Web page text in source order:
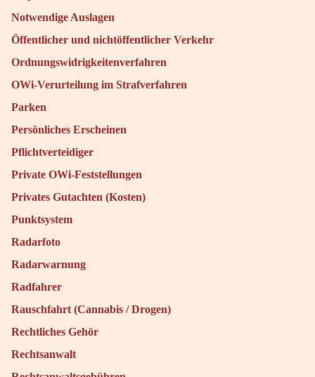
Notwendige Auslagen
Öffentlicher und nichtöffentlicher Verkehr
Ordnungswidrigkeitenverfahren
OWi-Verurteilung im Strafverfahren
Parken
Persönliches Erscheinen
Pflichtverteidiger
Private OWi-Feststellungen
Privates Gutachten (Kosten)
Punktsystem
Radarfoto
Radarwarnung
Radfahrer
Rauschfahrt (Cannabis / Drogen)
Rechtliches Gehör
Rechtsanwalt